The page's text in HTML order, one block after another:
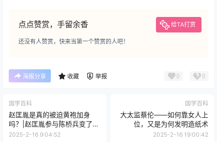
点点赞赏，手留余香 给TA打赏
还没有人赞赏，快来当第一个赞赏的人吧！
海报分享 收藏 举报 0 0
国学百科
赵匡胤是真的被迫黄袍加身
吗？|赵匡胤参与陈桥兵变了
吗？
2025-2-16 9:04:52
国学百科
大太监蔡伦——如何靠女人上
位，又是为何发明造纸术
2025-2-16 19:00:42